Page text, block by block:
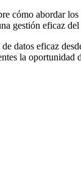
cómo abordar
gestión eficaz
datos eficaz
la oportunidad